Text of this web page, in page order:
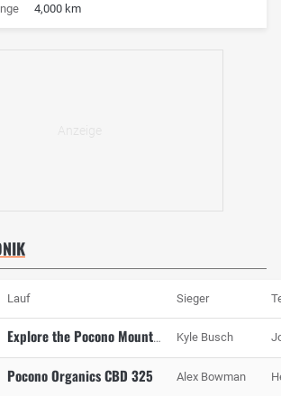
4,000 km
Lauf Sieger
Explore the Pocono Mountains 350 Kyle Busch
Pocono Organics CBD 325 Alex Bowman